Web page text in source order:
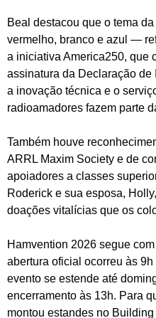
Beal destacou que o tema
vermelho, branco e azul —
a iniciativa America250, que
assinatura da Declaração
a inovação técnica e o
radioamadores fazem parte
Também houve
ARRL Maxim Society e de
apoiadores a classes
Roderick e sua esposa,
doações vitalícias que os
Hamvention 2026 segue
abertura oficial ocorreu às
evento se estende até
encerramento às 13h. Para
montou estandes no